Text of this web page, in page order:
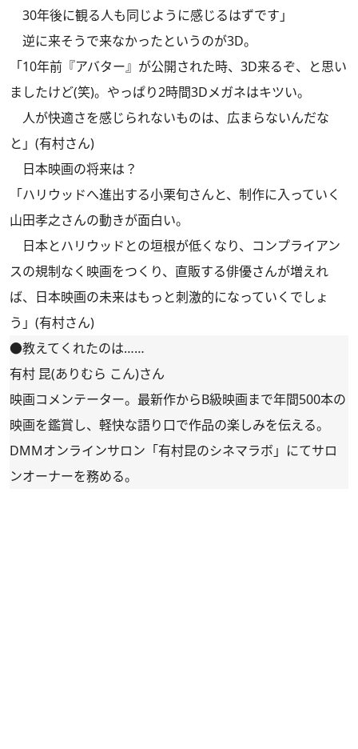
30年後に観る人も同じように感じるはずです」
逆に来そうで来なかったというのが3D。
「10年前『アバター』が公開された時、3D来るぞ、と思い
ましたけど(笑)。やっぱり2時間3Dメガネはキツい。
人が快適さを感じられないものは、広まらないんだな
と」(有村さん)
日本映画の将来は？
「ハリウッドへ進出する小栗旬さんと、制作に入っていく
山田孝之さんの動きが面白い。
日本とハリウッドとの垣根が低くなり、コンプライアン
スの規制なく映画をつくり、直販する俳優さんが増えれ
ば、日本映画の未来はもっと刺激的になっていくでしょ
う」(有村さん)
●教えてくれたのは……
有村 昆(ありむら こん)さん
映画コメンテーター。最新作からB級映画まで年間500本の
映画を鑑賞し、軽快な語り口で作品の楽しみを伝える。
DMMオンラインサロン「有村昆のシネマラボ」にてサロ
ンオーナーを務める。